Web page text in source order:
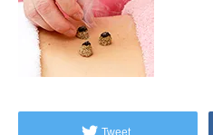
Tweet
アクセス